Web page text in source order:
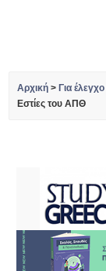
Αρχική >Για έλεγχο
Εστίες του ΑΠΘ